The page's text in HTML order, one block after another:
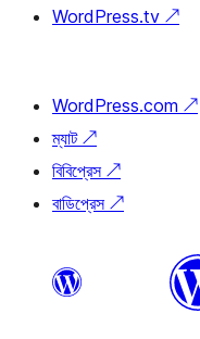
WordPress.tv ↗
WordPress.com ↗
ম্যাট ↗
বিবিপ্রেস ↗
বাডিপ্রেস ↗